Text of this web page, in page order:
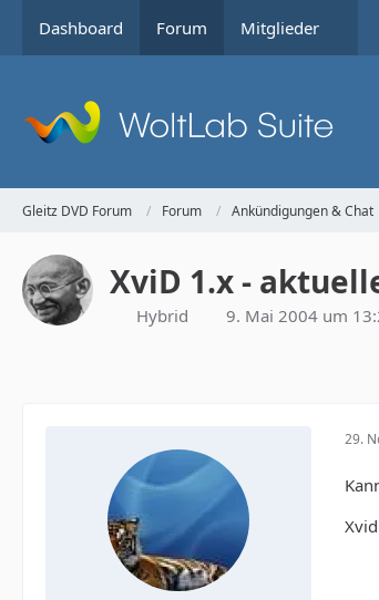
Dashboard Forum Mitglieder
Gleitz DVD Forum Forum Ankündigungen & Chat
XviD 1.x -
Hybrid 9. Mai 2004 um
29.